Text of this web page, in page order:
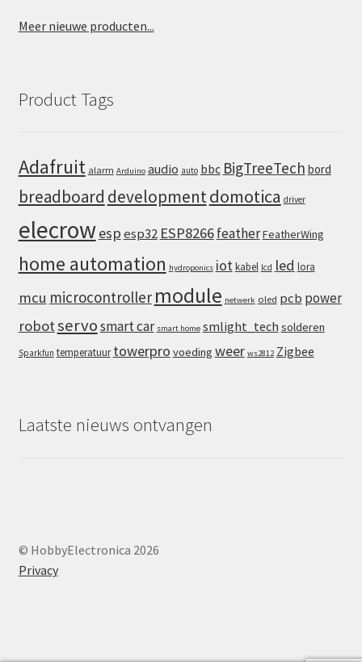
Meer nieuwe producten...
Product Tags
Adafruit alarm Arduino audio auto bbc BigTreeTech bord
breadboard developmentdomotica driver
elecrowespesp32 ESP8266featherFeatherWing
home automation hydroponics iot kabel lcd led lora
mcu microcontroller module netwerk oled pcb power
robotservosmart car smart home smlight_tech solderen
Sparkfun temperatuur towerpro voeding weer ws2812 Zigbee
Laatste nieuws ontvangen
© HobbyElectronica 2026
Privacy